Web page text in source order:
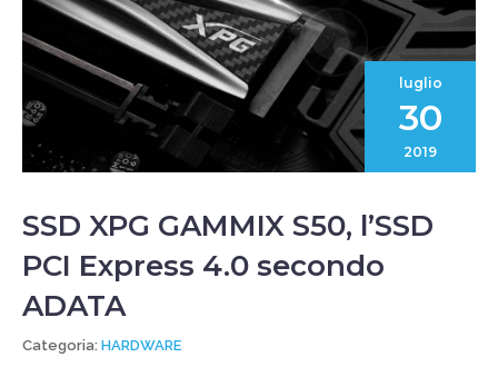
luglio
30
2019
SSD XPG GAMMIX S50, l’SSD
PCI Express 4.0 secondo
ADATA
Categoria: HARDWARE